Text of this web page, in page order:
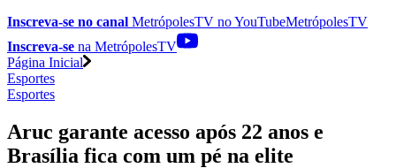
Inscreva-se no canal MetrópolesTV noYouTubeMetrópolesTV
Inscreva-se na MetrópolesTV
Página Inicial
Esportes
Esportes
Aruc garante acesso após 22 anos e
Brasília fica com um pé na elite